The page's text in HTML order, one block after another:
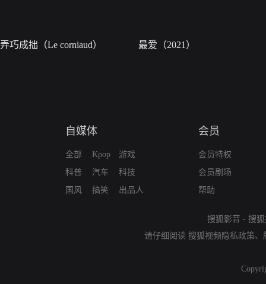
弄巧成拙（Le corniaud） 最爱（2021）
自媒体
全部
科普
国风
Kpop
汽车
搞笑
游戏
科技
出品人
会员
会员特权
会员剧场
帮助
搜狐影音 - 搜
请仔细阅读 搜狐视频隐私政策、